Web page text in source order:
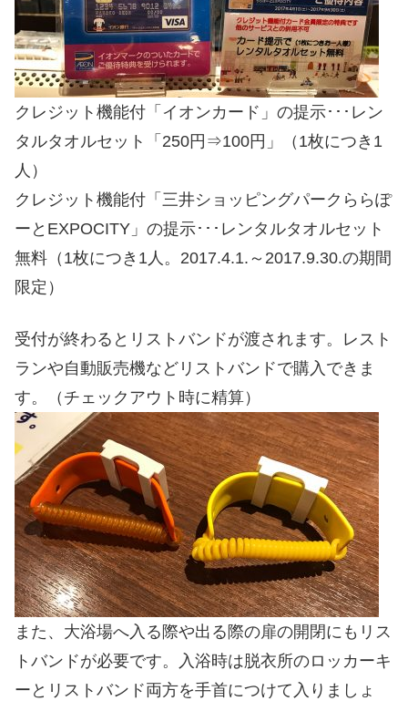
クレジット機能付「イオンカード」の提示･･･レン
タルタオルセット「250円⇒100円」（1枚につき1
人）
クレジット機能付「三井ショッピングパークららぽ
ーとEXPOCITY」の提示･･･レンタルタオルセット
無料（1枚につき1人。2017.4.1.～2017.9.30.の期間
限定）
受付が終わるとリストバンドが渡されます。レスト
ランや自動販売機などリストバンドで購入できま
す。（チェックアウト時に精算）
また、大浴場へ入る際や出る際の扉の開閉にもリス
トバンドが必要です。入浴時は脱衣所のロッカーキ
ーとリストバンド両方を手首につけて入りましょ